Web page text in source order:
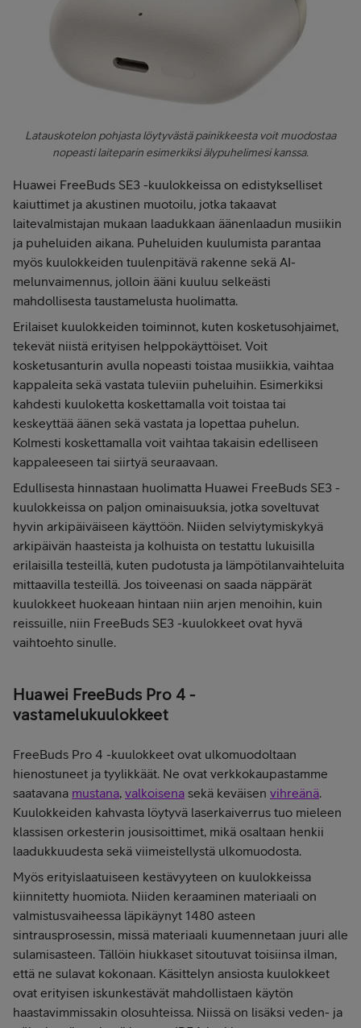
Latauskotelon pohjasta löytyvästä painikkeesta voit muodostaa
nopeasti laiteparin esimerkiksi älypuhelimesi kanssa.
Huawei FreeBuds SE3 -kuulokkeissa on edistykselliset
kaiuttimet ja akustinen muotoilu, jotka takaavat
laitevalmistajan mukaan laadukkaan äänenlaadun musiikin
ja puheluiden aikana. Puheluiden kuulumista parantaa
myös kuulokkeiden tuulenpitävä rakenne sekä AI-
melunvaimennus, jolloin ääni kuuluu selkeästi
mahdollisesta taustamelusta huolimatta.
Erilaiset kuulokkeiden toiminnot, kuten kosketusohjaimet,
tekevät niistä erityisen helppokäyttöiset. Voit
kosketusanturin avulla nopeasti toistaa musiikkia, vaihtaa
kappaleita sekä vastata tuleviin puheluihin. Esimerkiksi
kahdesti kuuloketta koskettamalla voit toistaa tai
keskeyttää äänen sekä vastata ja lopettaa puhelun.
Kolmesti koskettamalla voit vaihtaa takaisin edelliseen
kappaleeseen tai siirtyä seuraavaan.
Edullisesta hinnastaan huolimatta Huawei FreeBuds SE3 -
kuulokkeissa on paljon ominaisuuksia, jotka soveltuvat
hyvin arkipäiväiseen käyttöön. Niiden selviytymiskykyä
arkipäivän haasteista ja kolhuista on testattu lukuisilla
erilaisilla testeillä, kuten pudotusta ja lämpötilanvaihteluita
mittaavilla testeillä. Jos toiveenasi on saada näppärät
kuulokkeet huokeaan hintaan niin arjen menoihin, kuin
reissuille, niin FreeBuds SE3 -kuulokkeet ovat hyvä
vaihtoehto sinulle.
Huawei FreeBuds Pro 4 -
vastamelukuulokkeet
FreeBuds Pro 4 -kuulokkeet ovat ulkomuodoltaan
hienostuneet ja tyylikkäät. Ne ovat verkkokaupastamme
saatavana mustana, valkoisena sekä keväisen vihreänä.
Kuulokkeiden kahvasta löytyvä laserkaiverrus tuo mieleen
klassisen orkesterin jousisoittimet, mikä osaltaan henkii
laadukkuudesta sekä viimeistellystä ulkomuodosta.
Myös erityislaatuiseen kestävyyteen on kuulokkeissa
kiinnitetty huomiota. Niiden keraaminen materiaali on
valmistusvaiheessa läpikäynyt 1480 asteen
sintrausprosessin, missä materiaali kuumennetaan juuri alle
sulamisasteen. Tällöin hiukkaset sitoutuvat toisiinsa ilman,
että ne sulavat kokonaan. Käsittelyn ansiosta kuulokkeet
ovat erityisen iskunkestävät mahdollistaen käytön
haastavimmissakin olosuhteissa. Niissä on lisäksi veden- ja